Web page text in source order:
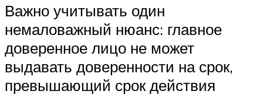
Важно учитывать один
немаловажный нюанс: главное
доверенное лицо не может
выдавать доверенности на срок,
превышающий срок действия